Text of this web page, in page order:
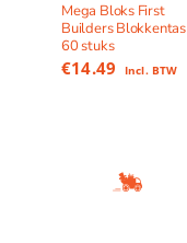
Mega Bloks First
Builders Blokkentas
60 stuks
€14.49 Incl. BTW